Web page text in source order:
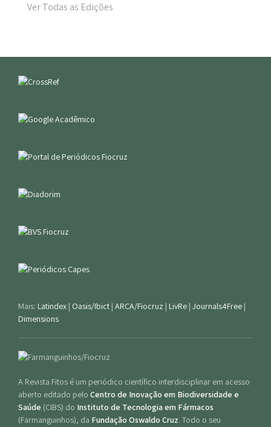
Ver Todas as Edições
Mais: Latindex | Oasis/Ibict | ARCA/Fiocruz | LivRe | Journals4Free |
Dimensions
A Revista Fitos é um periódico científico interdisciplinar em acesso
aberto editado pelo Centro de Inovação em Biodiversidade e
Saúde (CIBS) do Instituto de Tecnologia em Fármacos
(Farmanguinhos), da Fundação Oswaldo Cruz. Todo o seu